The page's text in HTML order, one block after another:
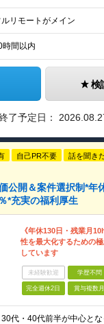
ルリモートがメイン
時間以内
検
了予定日：
自己PR不要 話を聞き
公開＆案件選択制*年
*充実の福利厚生
《年休130日・残業月
性を最大化するための
しています
未経験歓迎 学歴不問
完全週休2日 賞与複数月